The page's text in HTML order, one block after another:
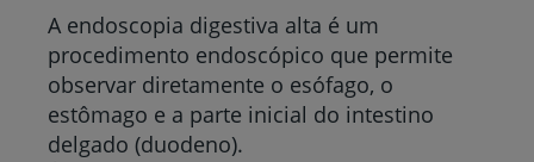
A endoscopia digestiva alta é um
procedimento endoscópico que permite
observar diretamente o esófago, o
estômago e a parte inicial do intestino
delgado (duodeno).